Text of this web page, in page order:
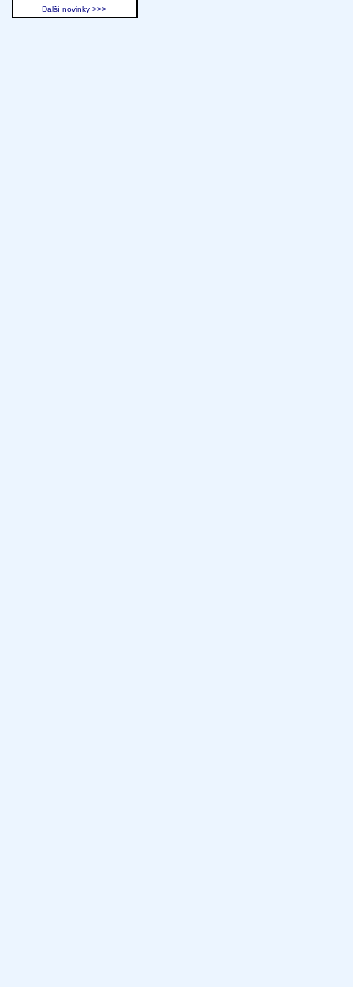
Další novinky >>>